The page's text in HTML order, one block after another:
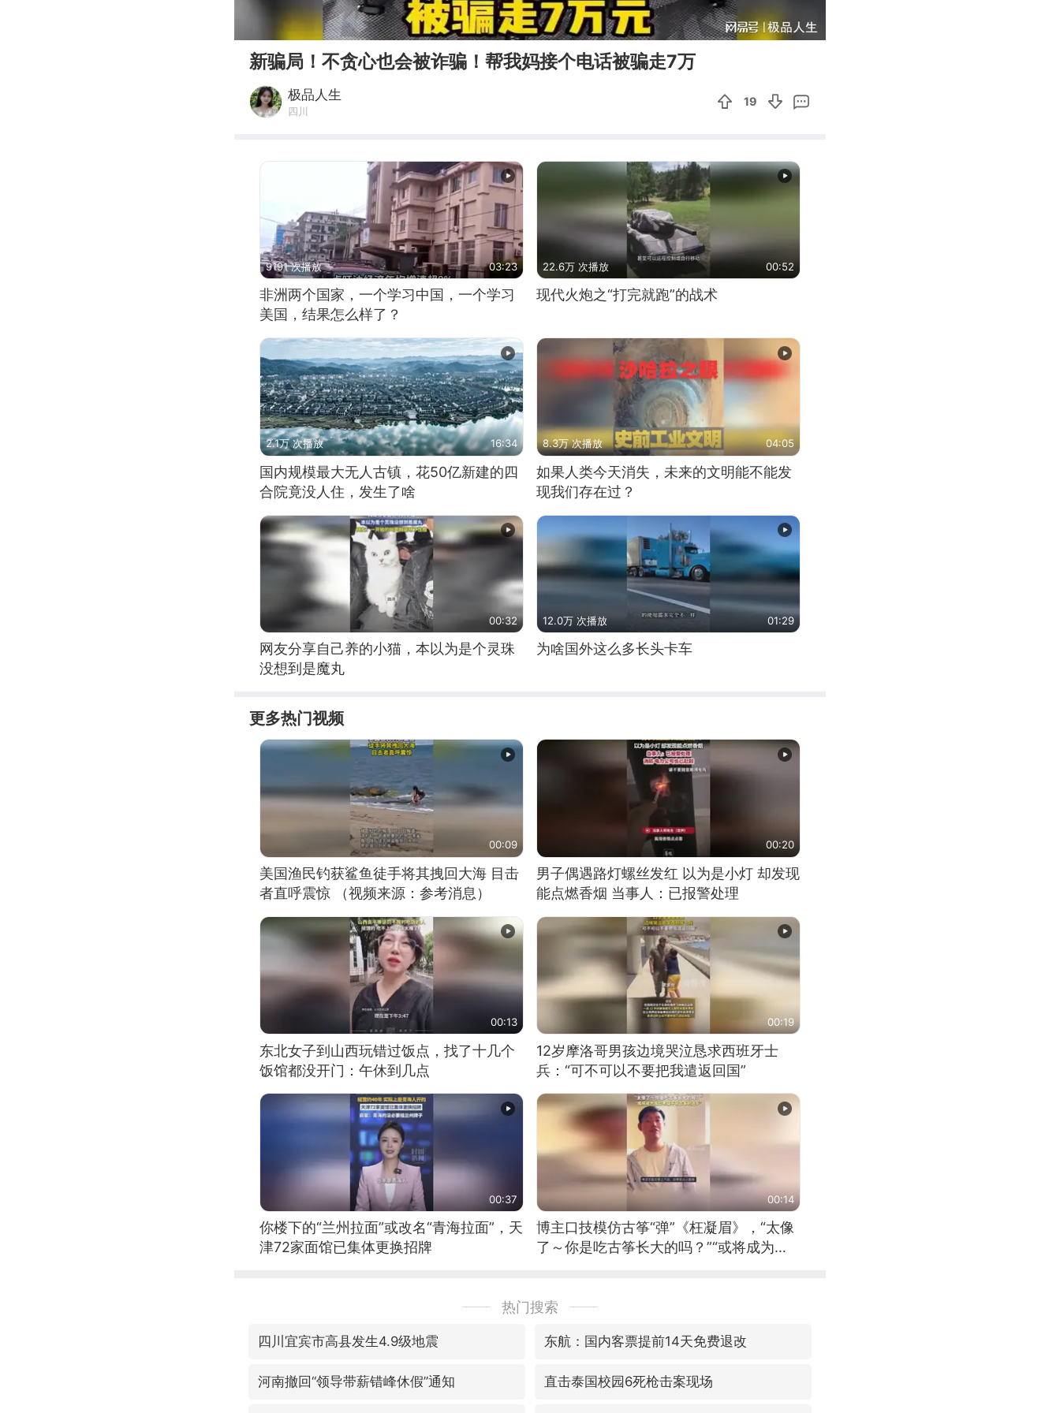
08:06
新骗局！不贪心也会被诈骗！帮我妈接个电话被骗走7万
极品人生
四川
19
9191 次播放 03:23
非洲两个国家，一个学习中国，一个学习
美国，结果怎么样了？
22.6万 次播放 00:52
现代火炮之“打完就跑”的战术
2.1万 次播放 16:34
国内规模最大无人古镇，花50亿新建的四
合院竟没人住，发生了啥
8.3万 次播放 04:05
如果人类今天消失，未来的文明能不能发
现我们存在过？
00:32
网友分享自己养的小猫，本以为是个灵珠
没想到是魔丸
12.0万 次播放 01:29
为啥国外这么多长头卡车
更多热门视频
00:09
美国渔民钓获鲨鱼徒手将其拽回大海 目击
者直呼震惊 （视频来源：参考消息）
00:20
男子偶遇路灯螺丝发红 以为是小灯 却发现
能点燃香烟 当事人：已报警处理
00:13
东北女子到山西玩错过饭点，找了十几个
饭馆都没开门：午休到几点
00:19
12岁摩洛哥男孩边境哭泣恳求西班牙士
兵：“可不可以不要把我遣返回国”
00:37
你楼下的“兰州拉面”或改名“青海拉面”，天
津72家面馆已集体更换招牌
00:14
博主口技模仿古筝“弹”《枉凝眉》，“太像
了～你是吃古筝长大的吗？”“或将成为首
热门搜索
四川宜宾市高县发生4.9级地震 东航：国内客票提前14天免费退改
河南撤回“领导带薪错峰休假”通知 直击泰国校园6死枪击案现场